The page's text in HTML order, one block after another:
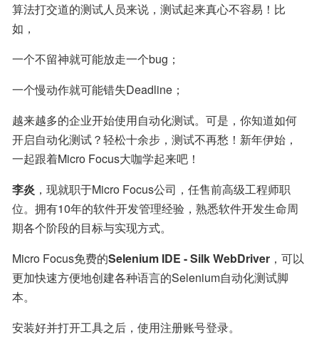
算法打交道的测试人员来说，测试起来真心不容易！比
如，
一个不留神就可能放走一个bug；
一个慢动作就可能错失Deadline；
越来越多的企业开始使用自动化测试。可是，你知道如何
开启自动化测试？轻松十余步，测试不再愁！新年伊始，
一起跟着Micro Focus大咖学起来吧！
李炎 ，现就职于Micro Focus公司，任售前高级工程师职
位。拥有10年的软件开发管理经验，熟悉软件开发生命周
期各个阶段的目标与实现方式。
Micro Focus免费的Selenium IDE - Silk WebDriver ，可以
更加快速方便地创建各种语言的Selenium自动化测试脚
本。
安装好并打开工具之后，使用注册账号登录。